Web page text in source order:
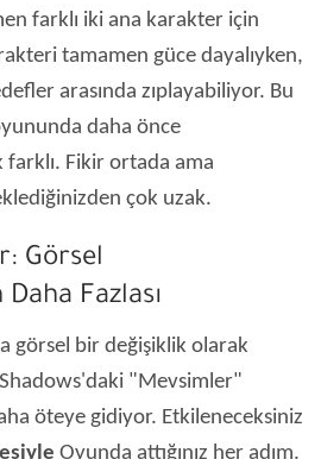
farklı iki ana karakter için
tamamen güce dayalıyken,
arasında zıplayabiliyor. Bu
daha önce
Fikir ortada ama
çok uzak.
Görsel
Fazlası
görsel bir değişiklik olarak
"Mevsimler"
öteye gidiyor. Etkileneceksiniz
Oyunda attığınız her adım.